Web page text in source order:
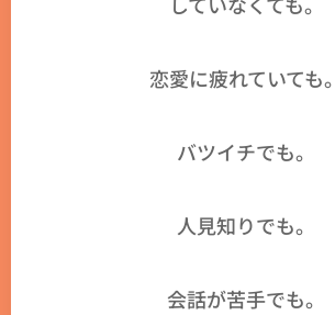
恋愛に疲れていても。
バツイチでも。
人見知りでも。
会話が苦手でも。